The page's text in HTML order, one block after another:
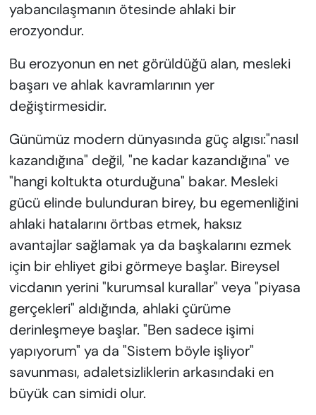
yabancılaşmanın ötesinde ahlaki bir
erozyondur.
Bu erozyonun en net görüldüğü alan, mesleki
başarı ve ahlak kavramlarının yer
değiştirmesidir.
Günümüz modern dünyasında güç algısı:"nasıl
kazandığına" değil, "ne kadar kazandığına" ve
"hangi koltukta oturduğuna" bakar. Mesleki
gücü elinde bulunduran birey, bu egemenliğini
ahlaki hatalarını örtbas etmek, haksız
avantajlar sağlamak ya da başkalarını ezmek
için bir ehliyet gibi görmeye başlar. Bireysel
vicdanın yerini "kurumsal kurallar" veya "piyasa
gerçekleri" aldığında, ahlaki çürüme
derinleşmeye başlar. "Ben sadece işimi
yapıyorum" ya da "Sistem böyle işliyor"
savunması, adaletsizliklerin arkasındaki en
büyük can simidi olur.